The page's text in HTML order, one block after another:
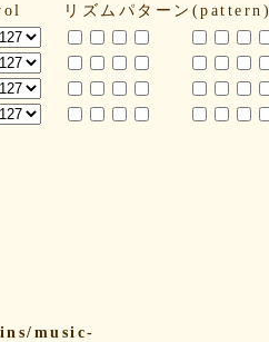
リズムパターン(pattern)
music-